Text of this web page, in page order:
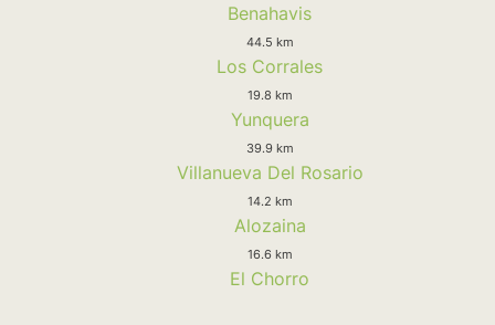
Benahavis
44.5 km
Los Corrales
19.8 km
Yunquera
39.9 km
Villanueva Del Rosario
14.2 km
Alozaina
16.6 km
El Chorro